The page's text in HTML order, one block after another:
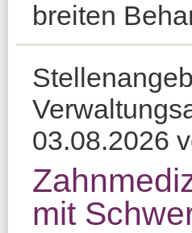
breiten
03.08.2026
mit